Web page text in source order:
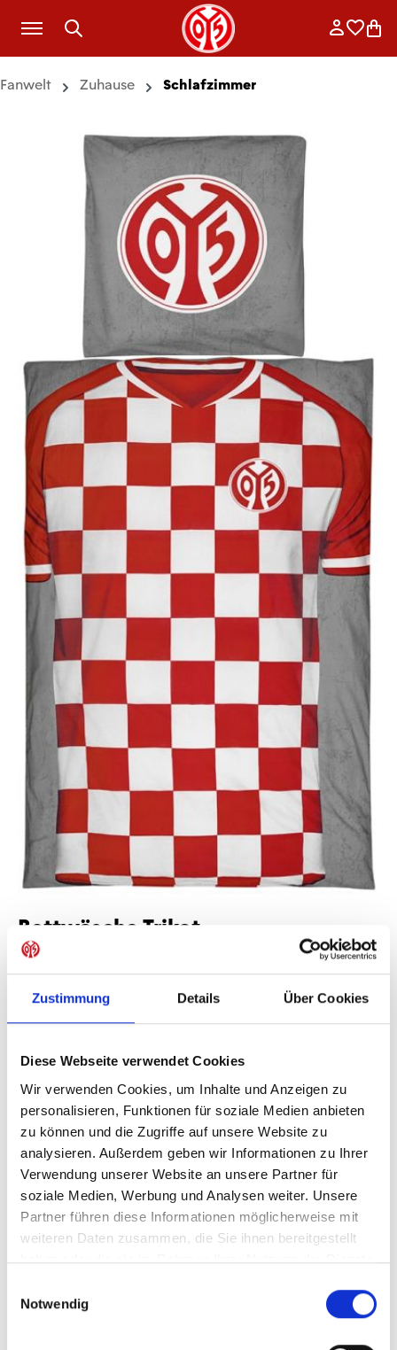
Zustimmung Details Über Cookies
Diese Webseite verwendet Cookies
Wir verwenden Cookies, um Inhalte und Anzeigen zu
personalisieren, Funktionen für soziale Medien anbieten
zu können und die Zugriffe auf unsere Website zu
analysieren. Außerdem geben wir Informationen zu Ihrer
Verwendung unserer Website an unsere Partner für
soziale Medien, Werbung und Analysen weiter. Unsere
Partner führen diese Informationen möglicherweise mit
weiteren Daten zusammen, die Sie ihnen bereitgestellt
haben oder die sie im Rahmen Ihrer Nutzung der Dienste
Notwendig
Zum Hauptinhalt springen
Fanwelt Zuhause Schlafzimmer
Bettwäsche Trikot
49,95 €
Mitgliederpreis:
Preise inkl. MwSt. zzgl. Versandkosten
Produkt Anzahl: Gib den gewünschten
Anzahl
Sofort verfügbar, Lieferzeit: 1-3 Tage
IN DEN WARENKORB